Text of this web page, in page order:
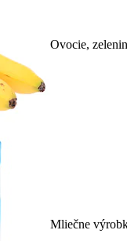
Ovocie,
Mliečne